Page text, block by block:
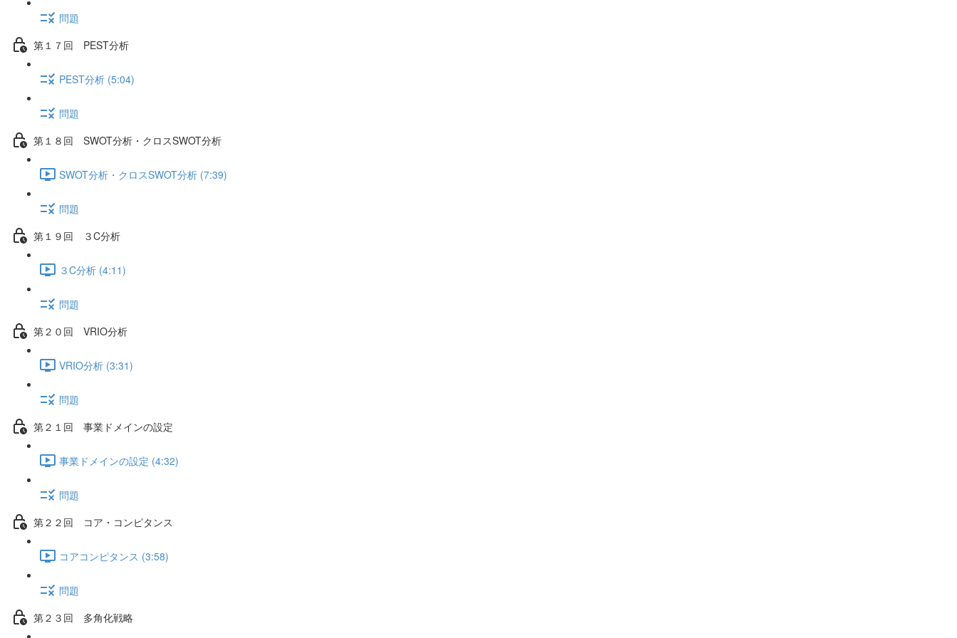
問題
第１７回 PEST分析
PEST分析 (5:04)
問題
第１８回 SWOT分析・クロスSWOT分析
SWOT分析・クロスSWOT分析 (7:39)
問題
第１９回 ３C分析
３C分析 (4:11)
問題
第２０回 VRIO分析
VRIO分析 (3:31)
問題
第２１回 事業ドメインの設定
事業ドメインの設定 (4:32)
問題
第２２回 コア・コンピタンス
コアコンピタンス (3:58)
問題
第２３回 多角化戦略